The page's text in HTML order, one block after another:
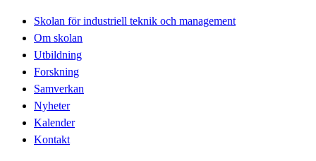
Skolan för industriell teknik och management
Om skolan
Utbildning
Forskning
Samverkan
Nyheter
Kalender
Kontakt